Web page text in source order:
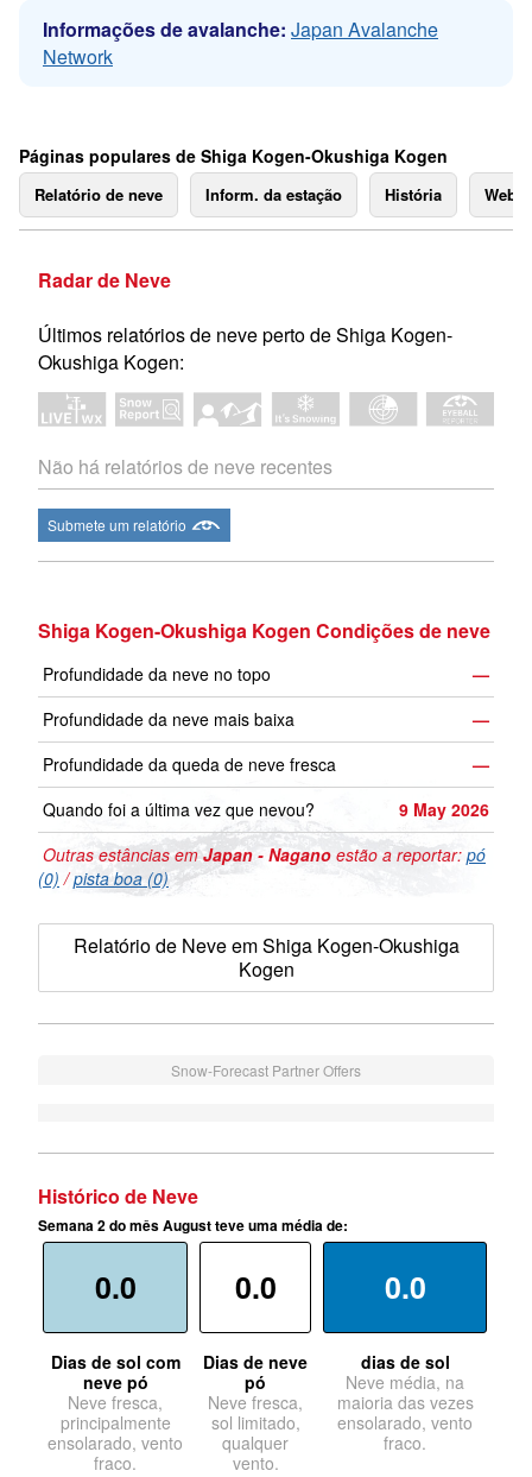
Informações de avalanche: Japan Avalanche
Network
Páginas populares de Shiga Kogen-Okushiga Kogen
Relatório de neve Inform. da estação História
Radar de Neve
Últimos relatórios de neve perto de Shiga Kogen-
Okushiga Kogen:
Não há relatórios de neve recentes
Submete um relatório
Shiga Kogen-Okushiga Kogen Condições de neve
Profundidade da neve no topo
—
Profundidade da neve mais baixa
—
Profundidade da queda de neve fresca
—
Quando foi a última vez que nevou?
9 May 2026
Outras estâncias emJapan - Nagano estão a reportar: pó
(0) /pista boa (0)
Relatório de Neve em Shiga Kogen-Okushiga
Kogen
Snow-Forecast Partner Offers
Histórico de Neve
Semana 2 do mês August teve uma média de:
0.0
Dias de sol com
neve pó
Neve fresca,
principalmente
ensolarado, vento
fraco.
0.0
Dias de neve
pó
Neve fresca,
sol limitado,
qualquer
vento.
0.0
dias de sol
Neve média, na
maioria das vezes
ensolarado, vento
fraco.